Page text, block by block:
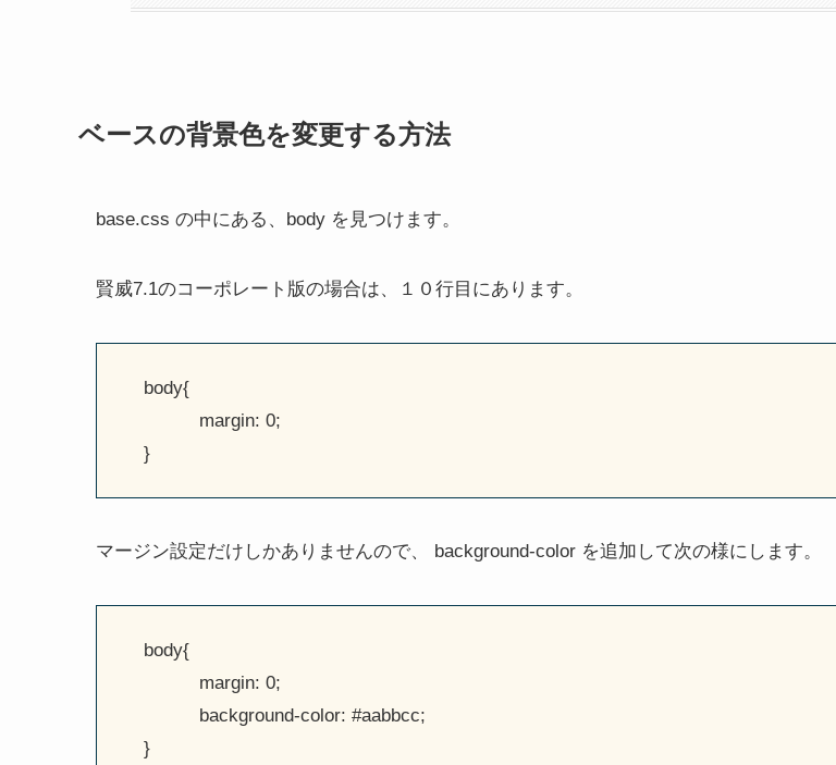
ベースの背景色を変更する方法
base.css の中にある、body を見つけます。
賢威7.1のコーポレート版の場合は、１０行目にあります。
body{
margin: 0;
}
マージン設定だけしかありませんので、 background-color を追加して次の様にします。
body{
margin: 0;
background-color: #aabbcc;
}